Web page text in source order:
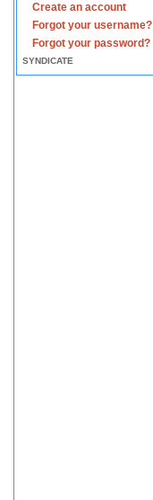
Create an account
Forgot your username?
Forgot your password?
SYNDICATE